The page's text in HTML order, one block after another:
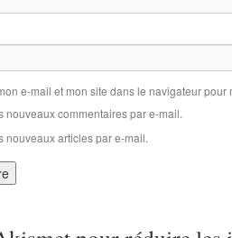
e-mail et mon site dans le navigateur
nouveaux commentaires par e-mail.
nouveaux articles par e-mail.